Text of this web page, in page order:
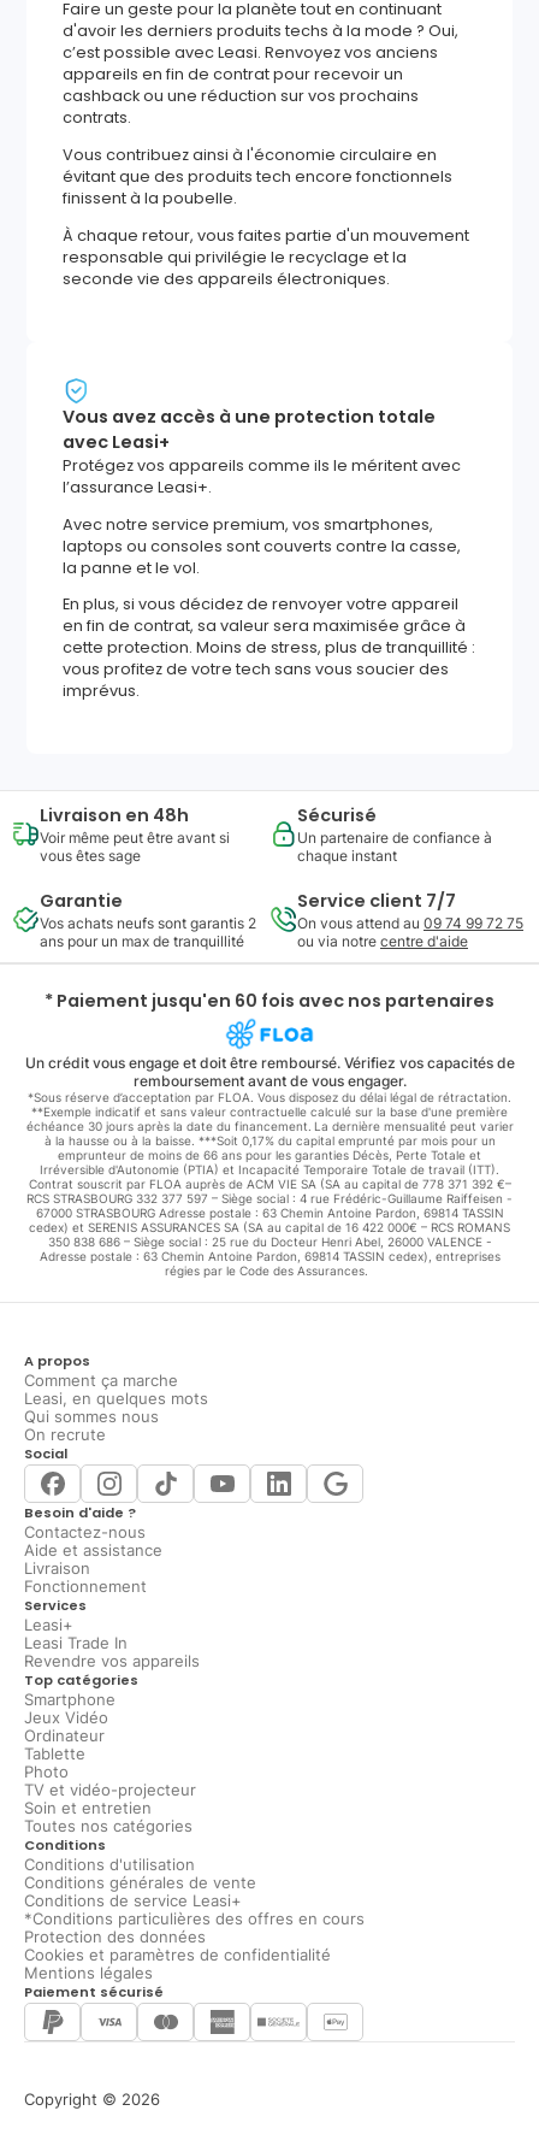
Faire un geste pour la planète tout en continuant
d'avoir les derniers produits techs à la mode ? Oui,
c’est possible avec Leasi. Renvoyez vos anciens
appareils en fin de contrat pour recevoir un
cashback ou une réduction sur vos prochains
contrats.
Vous contribuez ainsi à l'économie circulaire en
évitant que des produits tech encore fonctionnels
finissent à la poubelle.
À chaque retour, vous faites partie d'un mouvement
responsable qui privilégie le recyclage et la
seconde vie des appareils électroniques.
Vous avez accès à une protection totale
avec Leasi+
Protégez vos appareils comme ils le méritent avec
l’assurance Leasi+.
Avec notre service premium, vos smartphones,
laptops ou consoles sont couverts contre la casse,
la panne et le vol.
En plus, si vous décidez de renvoyer votre appareil
en fin de contrat, sa valeur sera maximisée grâce à
cette protection. Moins de stress, plus de tranquillité :
vous profitez de votre tech sans vous soucier des
imprévus.
Livraison en 48h
Voir même peut être avant si
vous êtes sage
Sécurisé
Un partenaire de confiance à
chaque instant
Garantie
Vos achats neufs sont garantis 2
ans pour un max de tranquillité
Service client 7/7
On vous attend au 09 74 99 72 75
ou via notre centre d'aide
* Paiement jusqu'en 60 fois avec nos partenaires
Un crédit vous engage et doit être remboursé. Vérifiez vos capacités de
remboursement avant de vous engager.
*Sous réserve d’acceptation par FLOA. Vous disposez du délai légal de rétractation.
**Exemple indicatif et sans valeur contractuelle calculé sur la base d'une première
échéance 30 jours après la date du financement. La dernière mensualité peut varier
à la hausse ou à la baisse. ***Soit 0,17% du capital emprunté par mois pour un
emprunteur de moins de 66 ans pour les garanties Décès, Perte Totale et
Irréversible d'Autonomie (PTIA) et Incapacité Temporaire Totale de travail (ITT).
Contrat souscrit par FLOA auprès de ACM VIE SA (SA au capital de 778 371 392 €–
RCS STRASBOURG 332 377 597 – Siège social : 4 rue Frédéric-Guillaume Raiffeisen -
67000 STRASBOURG Adresse postale : 63 Chemin Antoine Pardon, 69814 TASSIN
cedex) et SERENIS ASSURANCES SA (SA au capital de 16 422 000€ – RCS ROMANS
350 838 686 – Siège social : 25 rue du Docteur Henri Abel, 26000 VALENCE -
Adresse postale : 63 Chemin Antoine Pardon, 69814 TASSIN cedex), entreprises
régies par le Code des Assurances.
A propos
Comment ça marche
Leasi, en quelques mots
Qui sommes nous
On recrute
Social
Besoin d'aide ?
Contactez-nous
Aide et assistance
Livraison
Fonctionnement
Services
Leasi+
Leasi Trade In
Revendre vos appareils
Top catégories
Smartphone
Jeux Vidéo
Ordinateur
Tablette
Photo
TV et vidéo-projecteur
Soin et entretien
Toutes nos catégories
Conditions
Conditions d'utilisation
Conditions générales de vente
Conditions de service Leasi+
*Conditions particulières des offres en cours
Protection des données
Cookies et paramètres de confidentialité
Mentions légales
Paiement sécurisé
Copyright © 2026